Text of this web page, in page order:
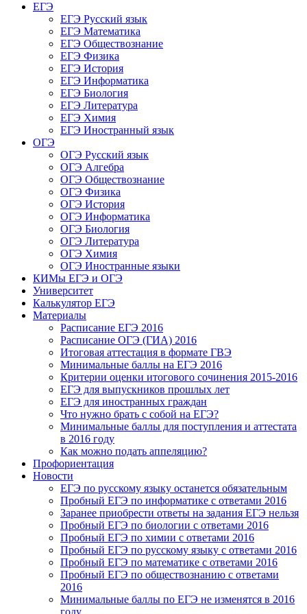
ЕГЭ
ЕГЭ Русский язык
ЕГЭ Математика
ЕГЭ Обществознание
ЕГЭ Физика
ЕГЭ История
ЕГЭ Информатика
ЕГЭ Биология
ЕГЭ Литература
ЕГЭ Химия
ЕГЭ Иностранный язык
ОГЭ
ОГЭ Русский язык
ОГЭ Алгебра
ОГЭ Обществознание
ОГЭ Физика
ОГЭ История
ОГЭ Информатика
ОГЭ Биология
ОГЭ Литература
ОГЭ Химия
ОГЭ Иностранные языки
КИМы ЕГЭ и ОГЭ
Университет
Калькулятор ЕГЭ
Материалы
Расписание ЕГЭ 2016
Расписание ОГЭ (ГИА) 2016
Итоговая аттестация в формате ГВЭ
Минимальные баллы на ЕГЭ 2016
Критерии оценки итогового сочинения 2015-2016
ЕГЭ для выпускников прошлых лет
ЕГЭ для иностранных граждан
Что нужно брать с собой на ЕГЭ?
Минимальные баллы для поступления и аттестата
в 2016 году
Как можно подать аппеляцию?
Профориентация
Новости
ЕГЭ по русскому языку останется обязательным
Пробный ЕГЭ по информатике с ответами 2016
Заранее приобрести ответы на задания ЕГЭ нельзя
Пробный ЕГЭ по биологии с ответами 2016
Пробный ЕГЭ по химии с ответами 2016
Пробный ЕГЭ по русскому языку с ответами 2016
Пробный ЕГЭ по математике с ответами 2016
Пробный ЕГЭ по обществознанию с ответами
2016
Минимальные баллы по ЕГЭ не изменятся в 2016
году